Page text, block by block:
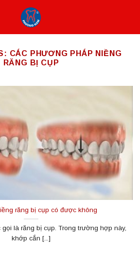
CÁC PHƯƠNG PHÁP NIỀNG
RĂNG BỊ CỤP
răng bị cụp có được không
là răng bị cụp. Trong trường hợp này,
khớp cắn [...]